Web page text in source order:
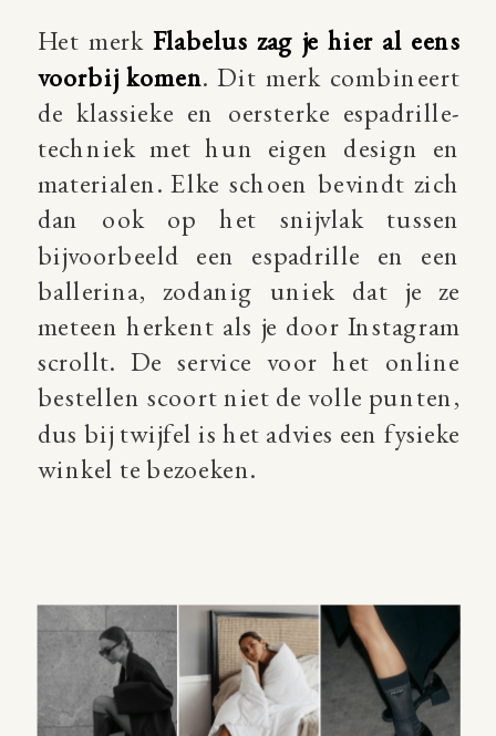
Het merk Flabelus zag je hier al eens
voorbij komen. Dit merk combineert
de klassieke en oersterke espadrille-
techniek met hun eigen design en
materialen. Elke schoen bevindt zich
dan ook op het snijvlak tussen
bijvoorbeeld een espadrille en een
ballerina, zodanig uniek dat je ze
meteen herkent als je door Instagram
scrollt. De service voor het online
bestellen scoort niet de volle punten,
dus bij twijfel is het advies een fysieke
winkel te bezoeken.